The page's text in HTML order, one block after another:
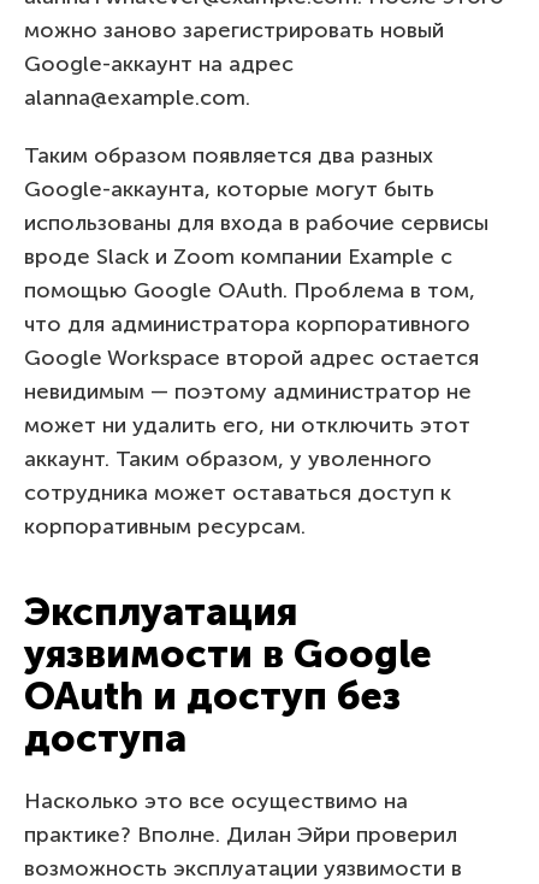
можно заново зарегистрировать новый
Google-аккаунт на адрес
alanna@example.com.
Таким образом появляется два разных
Google-аккаунта, которые могут быть
использованы для входа в рабочие сервисы
вроде Slack и Zoom компании Example с
помощью Google OAuth. Проблема в том,
что для администратора корпоративного
Google Workspace второй адрес остается
невидимым — поэтому администратор не
может ни удалить его, ни отключить этот
аккаунт. Таким образом, у уволенного
сотрудника может оставаться доступ к
корпоративным ресурсам.
Эксплуатация
уязвимости в Google
OAuth и доступ без
доступа
Насколько это все осуществимо на
практике? Вполне. Дилан Эйри проверил
возможность эксплуатации уязвимости в